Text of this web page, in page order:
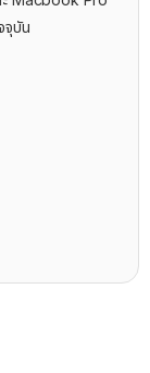
จุบัน